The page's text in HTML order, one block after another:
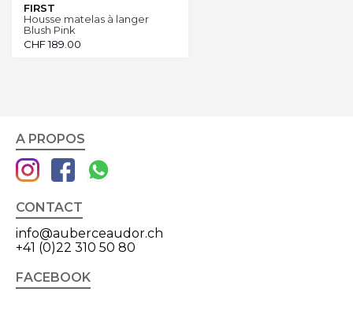
FIRST
Housse matelas à langer
Blush Pink
CHF189.00
A PROPOS
CONTACT
info@auberceaudor.ch
+41 (0)22 310 50 80
FACEBOOK